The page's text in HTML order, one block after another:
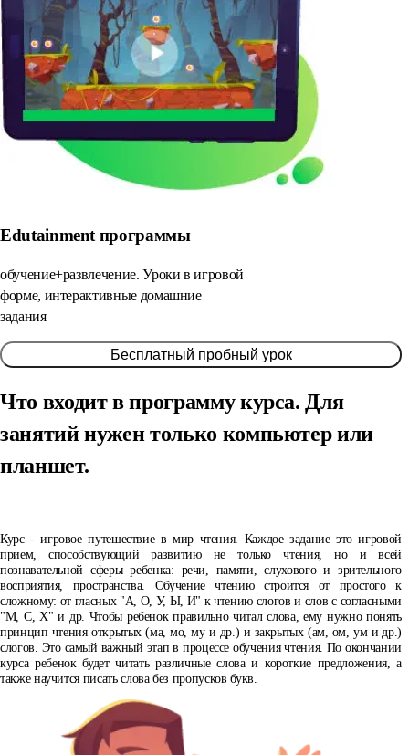
Edutainment программы
обучение+развлечение. Уроки в игровой
форме, интерактивные домашние
задания
Бесплатный пробный урок
Что входит в программу курса.Для
занятий нужен только компьютер или
планшет.
Курс - игровое путешествие в мир чтения. Каждое задание это игровой
прием, способствующий развитию не только чтения, но и всей
познавательной сферы ребенка: речи, памяти, слухового и зрительного
восприятия, пространства. Обучение чтению строится от простого к
сложному: от гласных "А, О, У, Ы, И" к чтению слогов и слов с согласными
"М, С, Х" и др. Чтобы ребенок правильно читал слова, ему нужно понять
принцип чтения открытых (ма, мо, му и др.) и закрытых (ам, ом, ум и др.)
слогов. Это самый важный этап в процессе обучения чтения. По окончании
курса ребенок будет читать различные слова и короткие предложения, а
также научится писать слова без пропусков букв.